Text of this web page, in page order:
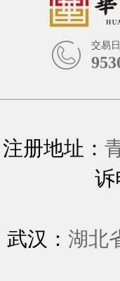
交易
注册地址：
诉
武汉： 湖北